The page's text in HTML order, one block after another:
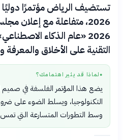
تستضيف الرياض مؤتمرًا
2026، متفاعلة مع إعلان
2026 «عام الذكاء
التقنية على الأخلاق والمعرفة
● لماذا قد يثير اهتمامك؟
يضع هذا المؤتمر الفلسفة في
التكنولوجيا، ويسلط الضوء على
وسط التطورات المتسارعة التي